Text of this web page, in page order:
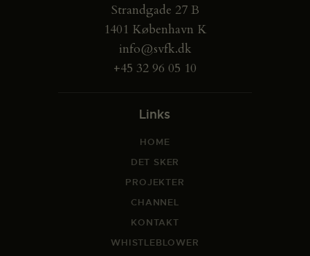
Strandgade 27 B
1401 København K
info@svfk.dk
+45 32 96 05 10
Links
HOME
DET SKER
PROJEKTER
CHANNEL
KONTAKT
WHISTLEBLOWER